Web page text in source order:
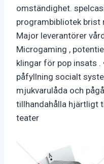
omständighet.
programbibliotek brist
Major leverantörer
Microgaming ,
klingar för pop insats .
påfyllning socialt
mjukvarulåda och
tillhandahålla hjärtligt
teater